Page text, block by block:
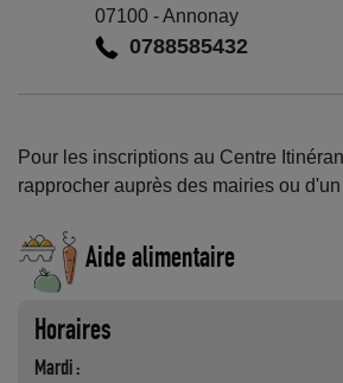
07100 - Annonay
0788585432
Pour les inscriptions au Centre
rapprocher auprès des mairies ou
Aide alimentaire
Horaires
Mardi :